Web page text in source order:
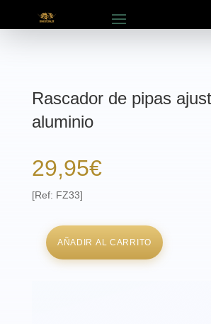
Rascador de pipas
aluminio
29,95€
[Ref: FZ33]
Rascador
AÑADIR AL CARRITO